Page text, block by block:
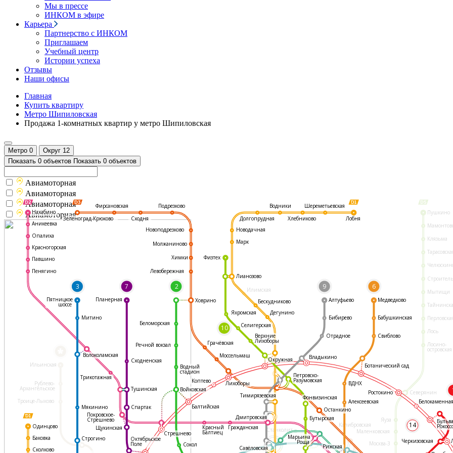
Мы в прессе
ИНКОМ в эфире
Карьера
Партнерство с ИНКОМ
Приглашаем
Учебный центр
Истории успеха
Отзывы
Наши офисы
Главная
Купить квартиру
Метро Шипиловская
Продажа 1-комнатных квартир у метро Шипиловская
Метро 0 Округ 12
Показать 0 объектов Показать 0 объектов
Илимская
Пушкино
Клязьма
Мытищи
Лось
Лосино-
островская
Северянин
Яуза
Маленковская
Москва-3
Ильинская
Рублево-
Архангельское
Троице-Лыково
Калибровская
Станколит
3 7
14
2 9 6
10
Фирсановская
Сходня
Подрезково
Новоподрезково
Молжаниново
Химки
Левобережная
Ховрино
Грачёвская
Моссельмаш
Останкино
Медведково
Бабушкинская
Свиблово
ВДНХ
Алексеевская
Рижская
Сокол
Красный
Балтиец
Гражданская
Дмитровская
Коптево Лихоборы
Балтийская
Войковская
Водный
стадион
Сходненская
Трикотажная
Волоколамская
Тушинская
Мякинино
Строгино
Митино
Нахабино
Аникеевка
Опалиха
Красногорская
Павшино
Пенягино
Одинцово
Баковка
Сколково
Пятницкое
шоссе
Планерная
Спартак
Стрешнево
Щукинская
Октябрьское
Поле
Окружная
Дегунино
Бескудниково
Верхние
Лихоборы
Селигерская
Физтех
Яхромская
Марк
Лианозово
Новодачная
Речной вокзал
Беломорская
Долгопрудная
Водники
Хлебниково
Шереметьевская
Лобня
Тимирязевская
Марьина
Роща
Савёловская
Фонвизинская
Бутырская
Петровско-
Разумовская
Покровское-
Стрешнево
Бибирево
Отрадное
Владыкино
Ботанический сад
Алтуфьево
Ростокино
Черкизовская
Зеленоград-Крюково
Авиамоторная
Авиамоторная
Авиамоторная
Авиамоторная